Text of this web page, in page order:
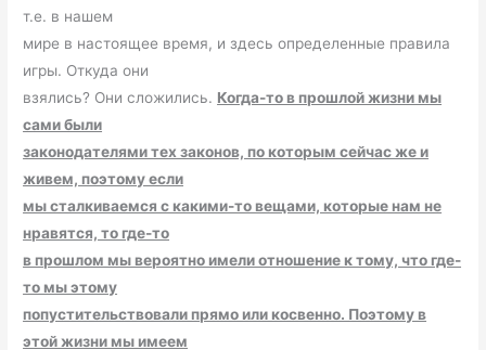
т.е. в нашем
мире в настоящее время, и здесь определенные правила
игры. Откуда они
взялись? Они сложились. Когда-то в прошлой жизни мы
сами были
законодателями тех законов, по которым сейчас же и
живем, поэтому если
мы сталкиваемся с какими-то вещами, которые нам не
нравятся, то где-то
в прошлом мы вероятно имели отношение к тому, что где-
то мы этому
попустительствовали прямо или косвенно. Поэтому в
этой жизни мы имеем